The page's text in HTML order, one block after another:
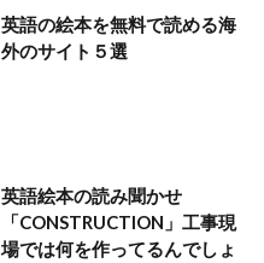
英語の絵本を無料で読める海
外のサイト５選
英語絵本の読み聞かせ
「CONSTRUCTION」工事現
場では何を作ってるんでしょ